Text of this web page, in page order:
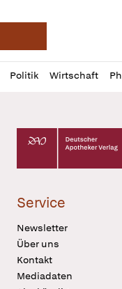
Deutsche
Politik Wirtschaft
Profil
öffnen
Daz
Pur
Deutscher
Service
Newsletter
Über uns
Kontakt
Mediadaten